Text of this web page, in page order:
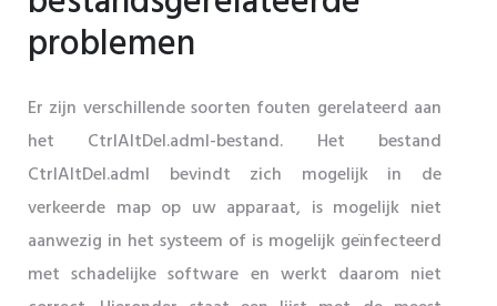
problemen
Er zijn verschillende soorten fouten gerelateerd aan
het CtrlAltDel.adml-bestand. Het bestand
CtrlAltDel.adml bevindt zich mogelijk in de
verkeerde map op uw apparaat, is mogelijk niet
aanwezig in het systeem of is mogelijk geïnfecteerd
met schadelijke software en werkt daarom niet